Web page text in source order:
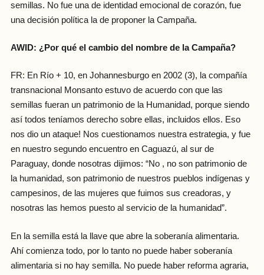
semillas. No fue una de identidad emocional de corazón, fue
una decisión política la de proponer la Campaña.
AWID: ¿Por qué el cambio del nombre de la Campaña?
FR: En Río + 10, en Johannesburgo en 2002 (3), la compañía
transnacional Monsanto estuvo de acuerdo con que las
semillas fueran un patrimonio de la Humanidad, porque siendo
así todos teníamos derecho sobre ellas, incluidos ellos. Eso
nos dio un ataque! Nos cuestionamos nuestra estrategia, y fue
en nuestro segundo encuentro en Caguazú, al sur de
Paraguay, donde nosotras dijimos: “No , no son patrimonio de
la humanidad, son patrimonio de nuestros pueblos indígenas y
campesinos, de las mujeres que fuimos sus creadoras, y
nosotras las hemos puesto al servicio de la humanidad”.
En la semilla está la llave que abre la soberanía alimentaria.
Ahí comienza todo, por lo tanto no puede haber soberanía
alimentaria si no hay semilla. No puede haber reforma agraria,